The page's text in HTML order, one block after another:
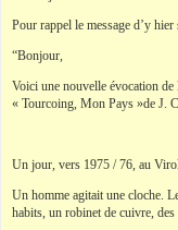
Pour rappel le message d’y hier
“Bonjour,
Voici une nouvelle évocation
« Tourcoing, Mon Pays »de J.
Un jour, vers 1975 / 76, au
Un homme agitait une cloche.
habits, un robinet de cuivre, des